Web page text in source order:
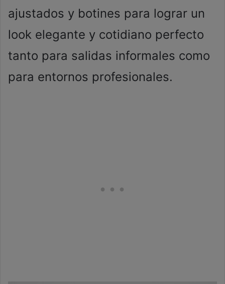
ajustados y botines para lograr un
look elegante y cotidiano perfecto
tanto para salidas informales como
para entornos profesionales.